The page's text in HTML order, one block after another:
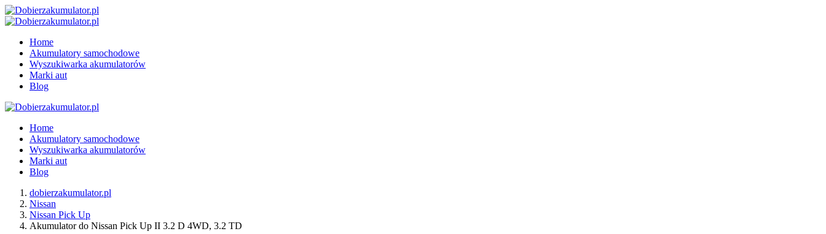
Home
Akumulatory samochodowe
Wyszukiwarka akumulatorów
Marki aut
Blog
Home
Akumulatory samochodowe
Wyszukiwarka akumulatorów
Marki aut
Blog
dobierzakumulator.pl
Nissan
Nissan Pick Up
Akumulator do Nissan Pick Up II 3.2 D 4WD, 3.2 TD